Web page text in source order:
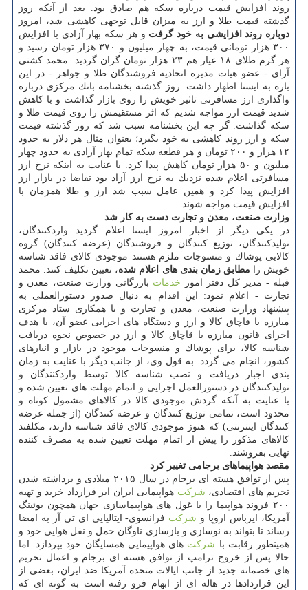
روند افزایش قیمت درباره سكه هم صادق بود. بعد از آنكه روز
گذشته قیمت طلا و ارز به میزان قابل توجهی كاهشی شد، امروز
دوباره روند افزایشی به خود گرفت و هر سكه بهار آزادی با افزایش
۳۰۰ هزار تومانی قیمت، به چهار میلیون و ۳۷۰ هزار تومان رسید و
هر گرم طلای ۱۸ عیار هم ۲۳ هزار تومان گران گردید. محمد كشتی
آرای - عضو هیات مدیره اتحادیه فروشندگان طلا و جواهر - در این
باره به ایسنا اظهار داشت: روز گذشته بخشنامه بانك مركزی درباره
واگذاری ارز مسافرتی تاثیر خویش را روی بازار گذاشت و با كاهش
شدید قیمت ارز مواجه شدیم كه اثر مستقیمش را روی قیمت طلا و
سكه گذاشت. گر چه این بخشنامه سبب شد كه روز گذشته قیمت
سكه و ارز روند كاهشی به خود بگیرد؛ بعنوان مثال هر دلار به حدود
۱۲ هزار و ۲۰۰ تومان و هر قطعه سكه تمام بهار آزادی به حدود چهار
میلیون و ۵۰ هزار تومان كاهش پیدا كرد. با عنایت به اینكه نرخ ارز
مسافرتی اعلام شده نزدیك به نرخ ارز آزاد بود تقاضا در بازار ارز
افزایش پیدا كرد و همین عامل سبب شد ارز و طلا همزمان با
افزایش قیمت مواجه شوند.
وزارت صنعت، معدن و تجارت دست به كار شد
در یكی دیگر از اخبار امروز ایسنا اعلام گردید واردكنندگان،
تولیدكنندگان، توزیع كنندگان و فروشندگان (عرضه كنندگان) گروه
كالایی پوشاك و منسوجات ملزم هستند موجودی كالای فاقد شناسه
خویش را مطابق زمان بندی های اعلام شده، تعیین تكلیف كنند. محمد
قبله - مدیر كل دفتر امور خدمات بازرگانی وزارت صنعت، معدن و
تجارت - اعلام نمود: این اقدام به دنبال صدور دستورالعملی به
پیشنهاد وزارت صنعت، معدن و تجارت و با همكاری ستاد مركزی
مبارزه با قاچاق كالا و ارز و دستگاه های اجرایی عضو آن، با هدف
اجرای قانون مبارزه با قاچاق كالا و ارز در خصوص نحوه دریافت
شناسه كالا، برای پوشاك و منسوجات موجود در بازار و انبارهای
كشور، انجام می گردد. به قول وی، از جانب دیگر با عنایت به زمان
بندی اجبار دریافت و نصب شناسه كالا توسط واردكنندگان و
تولیدكنندگان در دستورالعمل اجرایی و اتمام مهلت های تعیین شده و
با عنایت به آنكه گردش موجودی كالا در كالاهای مشمول كوتاه و
محدود است، تمامی توزیع كنندگان و عرضه كنندگان (از جمله عرضه
كنندگان اینترنتی) كه هنوز موجودی كالای فاقد شناسه دارند، مكلفند
كالاهای مذكور را پیش از اتمام مهلت تعیین شده به مصرف كننده
نهایی بفروشند.
مقصد هواپیماهای برجامی تغییر كرد
پس از توافق هسته ای برجام در سال ۲۰۱۵ میلادی و برداشته شدن
تحریم های اقتصادی، شركت هواپیمایی ایران ایر قرارداد خرید و تهیه
۲۰۰ فروند هواپیما را با غول های هواپیماسازی جهان همچون بوئینگ
آمریكا، ایرباس اروپا و شركت فرانسوی- ایتالیایی ای تی آر به امضا
رساند تا بتواند به نوسازی و بازسازی ناوگان حمل و نقل هوایی خود و
همینطور رقابت با شركت های هواپیمایی همسایگان خود بپردازد. اما
حالا پس از خروج ترامپ از توافق هسته ای برجام و اعمال تحریم
های خصمانه جدید از جانب ایالات متحده آمریكا ضد ایران، بعضی از
این قراردادها در هاله ای از ابهام فرو رفته است به گونه ای كه